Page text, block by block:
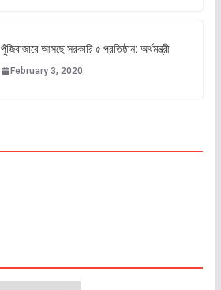
পুঁজিবাজারে আসছে সরকারি ৫ প্রতিষ্ঠান: অর্থমন্ত্রী
February 3, 2020